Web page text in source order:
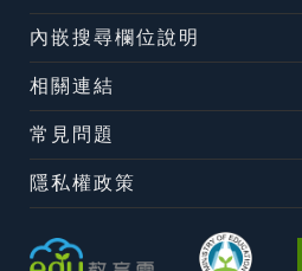
內嵌搜尋欄位說明
相關連結
常見問題
隱私權政策